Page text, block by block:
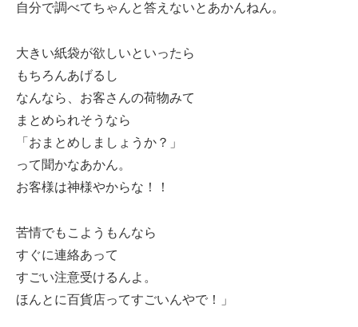
自分で調べてちゃんと答えないとあかんねん。
大きい紙袋が欲しいといったら
もちろんあげるし
なんなら、お客さんの荷物みて
まとめられそうなら
「おまとめしましょうか？」
って聞かなあかん。
お客様は神様やからな！！
苦情でもこようもんなら
すぐに連絡あって
すごい注意受けるんよ。
ほんとに百貨店ってすごいんやで！」